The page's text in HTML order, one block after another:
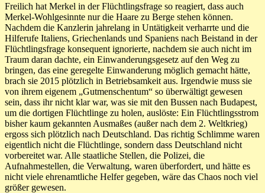
Freilich hat Merkel in der Flüchtlingsfrage so reagiert, dass auch
Merkel-Wohlgesinnte nur die Haare zu Berge stehen können.
Nachdem die Kanzlerin jahrelang in Untätigkeit verharrte und die
Hilferufe Italiens, Griechenlands und Spaniens nach Beistand in der
Flüchtlingsfrage konsequent ignorierte, nachdem sie auch nicht im
Traum daran dachte, ein Einwanderungsgesetz auf den Weg zu
bringen, das eine geregelte Einwanderung möglich gemacht hätte,
brach sie 2015 plötzlich in Betriebsamkeit aus. Irgendwie muss sie
von ihrem eigenem „Gutmenschentum“ so überwältigt gewesen
sein, dass ihr nicht klar war, was sie mit den Bussen nach Budapest,
um die dortigen Flüchtlinge zu holen, auslöste: Ein Flüchtlingsstrom
bisher kaum gekannten Ausmaßes (außer nach dem 2. Weltkrieg)
ergoss sich plötzlich nach Deutschland. Das richtig Schlimme waren
eigentlich nicht die Flüchtlinge, sondern dass Deutschland nicht
vorbereitet war. Alle staatliche Stellen, die Polizei, die
Aufnahmestellen, die Verwaltung, waren überfordert, und hätte es
nicht viele ehrenamtliche Helfer gegeben, wäre das Chaos noch viel
größer gewesen.